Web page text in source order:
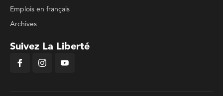
Emplois en français
Archives
Suivez La Liberté